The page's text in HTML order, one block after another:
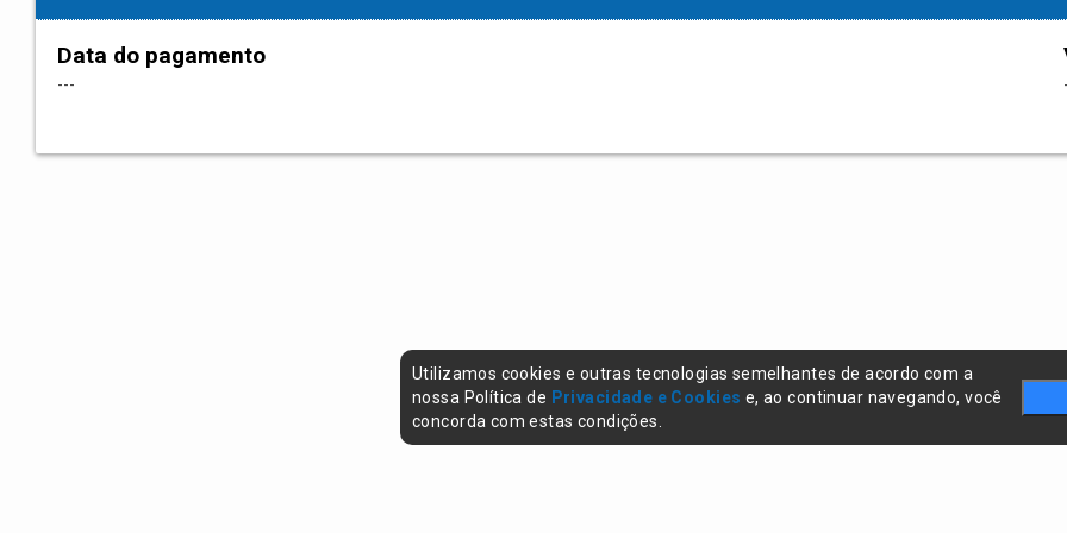
Data do pagamento
---
Utilizamos cookies e outras tecnologias semelhantes de acordo com a
nossa Política de Privacidade e Cookies e, ao continuar navegando, você
concorda com estas condições.